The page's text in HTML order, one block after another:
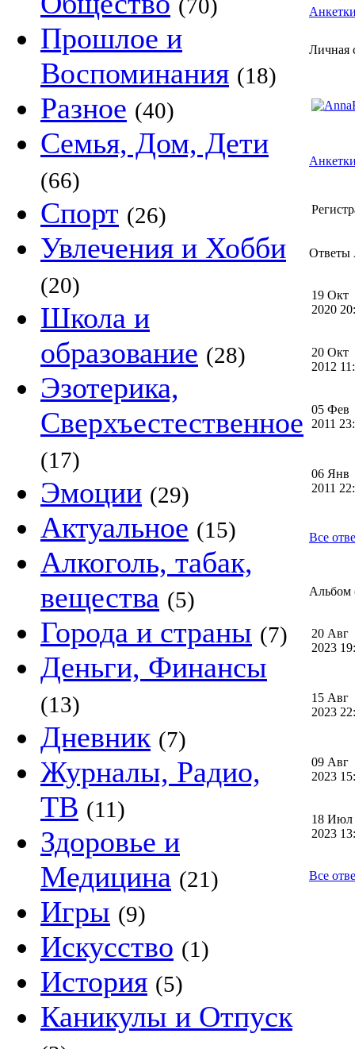
(70)
Прошлое и
Воспоминания (18)
Разное (40)
Семья, Дом, Дети
(66)
Спорт (26)
Увлечения и Хобби
(20)
Школа и
образование (28)
Эзотерика,
Сверхъестественное
(17)
Эмоции (29)
Актуальное (15)
Алкоголь, табак,
вещества (5)
Города и страны (7)
Деньги, Финансы
(13)
Дневник (7)
Журналы, Радио,
ТВ (11)
Здоровье и
Медицина (21)
Игры (9)
Искусство (1)
История (5)
Каникулы и Отпуск
Личная
Ответы
19 Окт
2020
20 Окт
2012
05 Фев
2011
06 Янв
2011
Все
Альбом
20 Авг
2023
15 Авг
2023
09 Авг
2023
18 Июл
2023
Все